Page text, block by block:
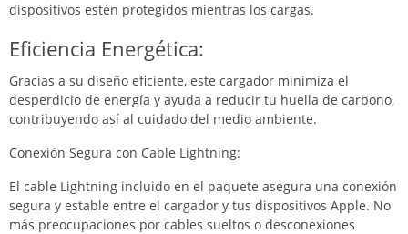
dispositivos estén protegidos mientras los cargas.
Eficiencia Energética:
Gracias a su diseño eficiente, este cargador minimiza el
desperdicio de energía y ayuda a reducir tu huella de carbono,
contribuyendo así al cuidado del medio ambiente.
Conexión Segura con Cable Lightning:
El cable Lightning incluido en el paquete asegura una conexión
segura y estable entre el cargador y tus dispositivos Apple. No
más preocupaciones por cables sueltos o desconexiones